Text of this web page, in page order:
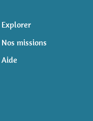
Explorer
Nos missions
Aide